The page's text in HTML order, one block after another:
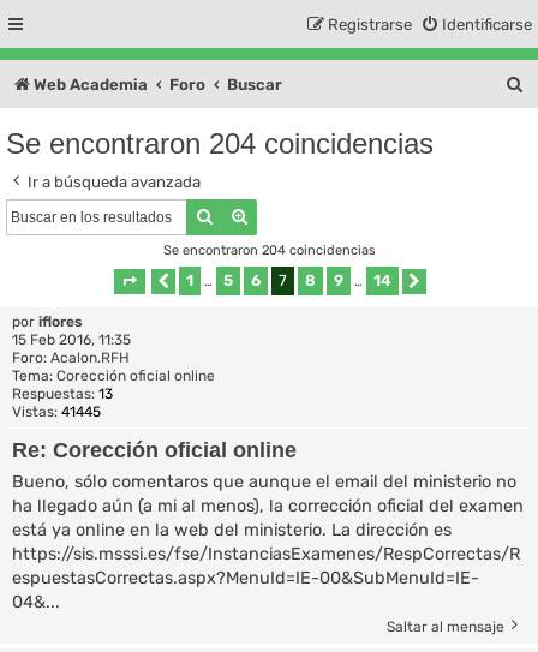
Identificarse
Registrarse
Web Academia Foro Buscar
Se encontraron 204 coincidencias
Ir a búsqueda avanzada
Buscar
Se encontraron 204 coincidencias
Página 7de14
Anterior
1 … 5 6 7 8 9 … 14
por iflores
15 Feb 2016, 11:35
Foro: Acalon.RFH
Tema: Corección oficial online
Respuestas: 13
Vistas: 41445
Re: Corección oficial online
Bueno, sólo comentaros que aunque el email del ministerio no
ha llegado aún (a mi al menos), la corrección oficial del examen
está ya online en la web del ministerio. La dirección es
https://sis.msssi.es/fse/InstanciasExamenes/RespCorrectas/R
espuestasCorrectas.aspx?MenuId=IE-00&SubMenuId=IE-
04&...
Saltar al mensaje